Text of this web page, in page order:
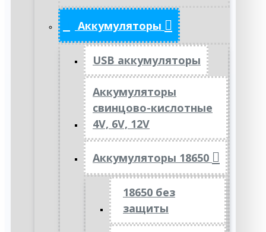
Аккумуляторы
USB аккумуляторы
Аккумуляторы
свинцово-кислотные
4V, 6V, 12V
Аккумуляторы 18650
18650 без
защиты